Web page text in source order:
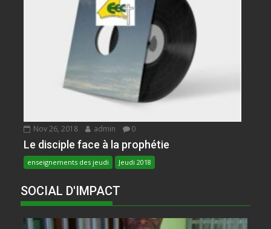
Nov 26, 2018 admin 0
Le disciple face à la prophétie
enseignements des jeudi Jeudi 2018
SOCIAL D'IMPACT